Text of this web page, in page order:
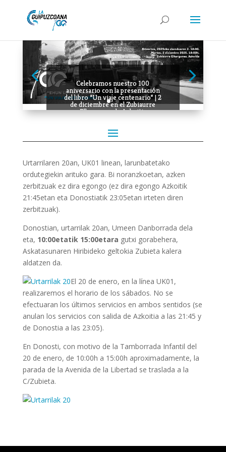
Celebramos nuestro 100
aniversario con la presentación
del libro “Un viaje centenario” | 2
de diciembre en el Zubiaurre
Elkargunea de Azkoitia
Urtarrilaren 20an, UK01 linean, larunbatetako
ordutegiekin arituko gara. Bi noranzkoetan, azken
zerbitzuak ez dira egongo (ez dira egongo Azkoitik
21:45etan eta Donostiatik 23:05etan irteten diren
zerbitzuak).
Donostian, urtarrilak 20an, Umeen Danborrada dela
eta, 10:00etatik 15:00etara gutxi gorabehera,
Askatasunaren Hiribideko geltokia Zubieta kalera
aldatzen da.
El 20 de enero, en la línea UK01,
realizaremos el horario de los sábados. No se
efectuaran los últimos servicios en ambos sentidos (se
anulan los servicios con salida de Azkoitia a las 21:45 y
de Donostia a las 23:05).
En Donosti, con motivo de la Tamborrada Infantil del
20 de enero, de 10:00h a 15:00h aproximadamente, la
parada de la Avenida de la Libertad se traslada a la
C/Zubieta.